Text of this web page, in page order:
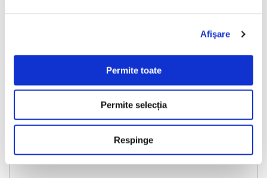
Afişare
Permite toate
Permite selecția
Respinge
Volkswagen Tiguan